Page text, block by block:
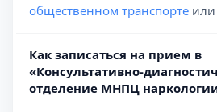
общественном транспорте
Как записаться на прием в
«Консультативно-
отделение МНПЦ